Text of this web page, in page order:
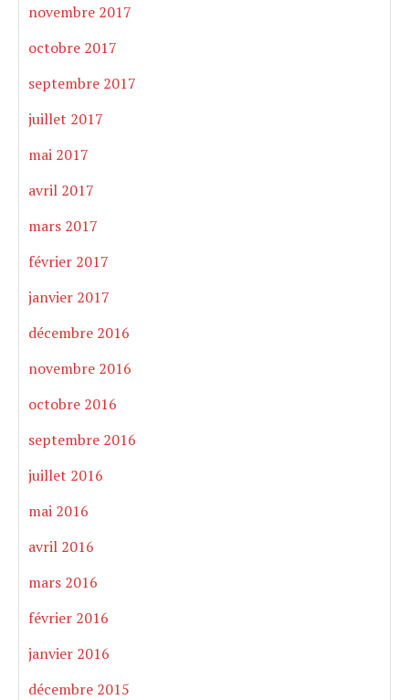
novembre 2017
octobre 2017
septembre 2017
juillet 2017
mai 2017
avril 2017
mars 2017
février 2017
janvier 2017
décembre 2016
novembre 2016
octobre 2016
septembre 2016
juillet 2016
mai 2016
avril 2016
mars 2016
février 2016
janvier 2016
décembre 2015